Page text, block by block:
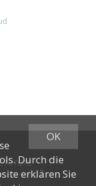
FUTURE
OK
Durch die
erklären Sie